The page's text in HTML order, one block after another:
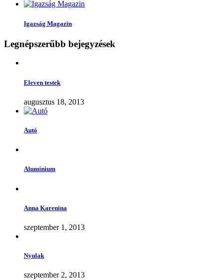
Igazság Magazin
Legnépszerűbb bejegyzések
Eleven testek
augusztus 18, 2013
Autó
Alumínium
Anna Karenina
szeptember 1, 2013
Nyulak
szeptember 2, 2013